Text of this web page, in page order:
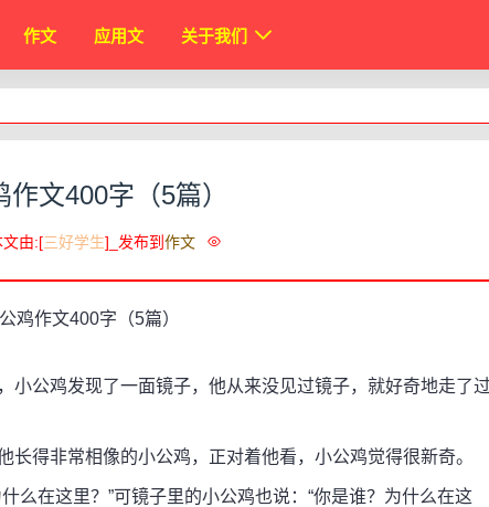
作文 应用文 关于我们
文400字（5篇）
文由:[三好学生]_发布到 作文
公鸡发现了一面镜子，他从来没见过镜子，就好奇地走了
得非常相像的小公鸡，正对着他看，小公鸡觉得很新奇。
在这里？”可镜子里的小公鸡也说：“你是谁？为什么在这